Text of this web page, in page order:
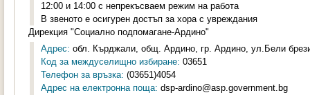
12:00 и 14:00 с непрекъсваем режим на работа
В звеното е осигурен достъп за хора с увреждания
Дирекция "Социално подпомагане-Ардино"
Адрес: обл. Кърджали, общ. Ардино, гр. Ардино, ул.Бели
Код за междуселищно избиране: 03651
Телефон за връзка: (03651)4054
Адрес на електронна поща: dsp-ardino@asp.government.bg